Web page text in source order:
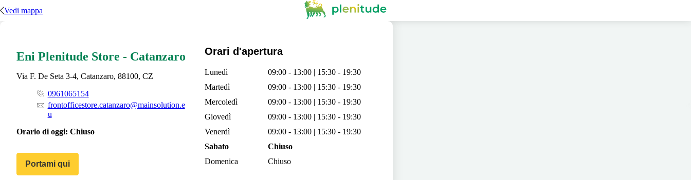
Vedi mappa
Eni Plenitude Store - Catanzaro
Via F. De Seta 3-4, Catanzaro, 88100, CZ
0961065154
frontofficestore.catanzaro@mainsolution.e
u
Orario di oggi: Chiuso
Portami qui
Orari d'apertura
Lunedì
09:00 - 13:00 | 15:30 - 19:30
Martedì
09:00 - 13:00 | 15:30 - 19:30
Mercoledì
09:00 - 13:00 | 15:30 - 19:30
Giovedì
09:00 - 13:00 | 15:30 - 19:30
Venerdì
09:00 - 13:00 | 15:30 - 19:30
Sabato
Chiuso
Domenica
Chiuso